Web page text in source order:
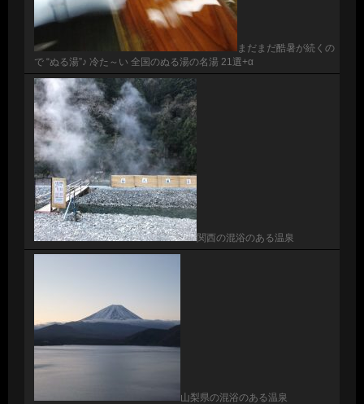
まだまだ酷暑が続くの
で “ぬる湯”♪ 冷た～い 全国のぬる湯の名湯 21選+α
関西の混浴のある温泉
山梨県の混浴のある温泉